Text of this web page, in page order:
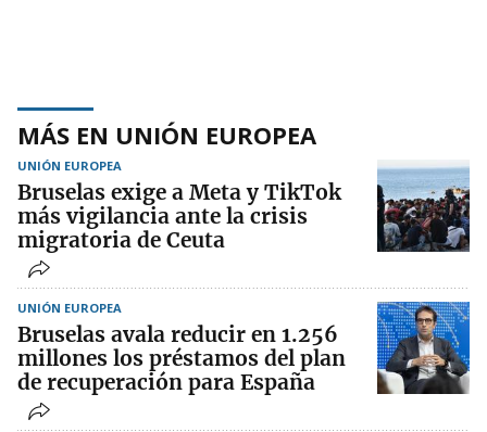
MÁS EN UNIÓN EUROPEA
UNIÓN EUROPEA
Bruselas exige a Meta y TikTok
más vigilancia ante la crisis
migratoria de Ceuta
UNIÓN EUROPEA
Bruselas avala reducir en 1.256
millones los préstamos del plan
de recuperación para España